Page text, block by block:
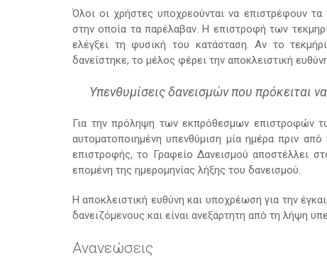
Όλοι οι χρήστες υποχρεούνται να επιστρέφουν τα
στην οποία τα παρέλαβαν. Η επιστροφή των
ελέγξει τη φυσική του κατάσταση. Αν το
δανείστηκε, το μέλος φέρει την αποκλειστική
Υπενθυμίσεις δανεισμών που πρόκειται
Για την πρόληψη των εκπρόθεσμων επιστροφών
αυτοματοποιημένη υπενθύμιση μία ημέρα πριν
επιστροφής, το Γραφείο Δανεισμού αποστέλλει
επομένη της ημερομηνίας λήξης του δανεισμού.
Η αποκλειστική ευθύνη και υποχρέωση για την
δανειζόμενους και είναι ανεξάρτητη από τη λήψη
Ανανεώσεις